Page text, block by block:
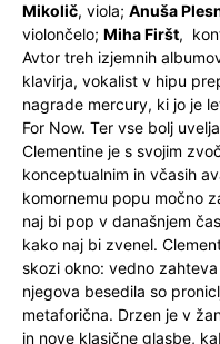
Mikolič, viola; Anuša
violončelo; Miha Firšt,
Avtor treh izjemnih
klavirja, vokalist v hipu
nagrade mercury, ki jo je
For Now. Ter vse bolj
Clementine je s svojim
konceptualnim in včasih
komornemu popu močno
naj bi pop v današnjem
kako naj bi zvenel.
skozi okno: vedno
njegova besedila so
metaforična. Drzen je v
in nove klasične glasbe,